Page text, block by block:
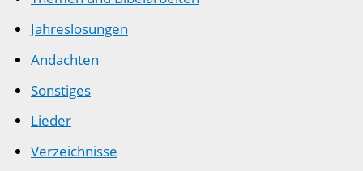
Jahreslosungen
Andachten
Sonstiges
Lieder
Verzeichnisse